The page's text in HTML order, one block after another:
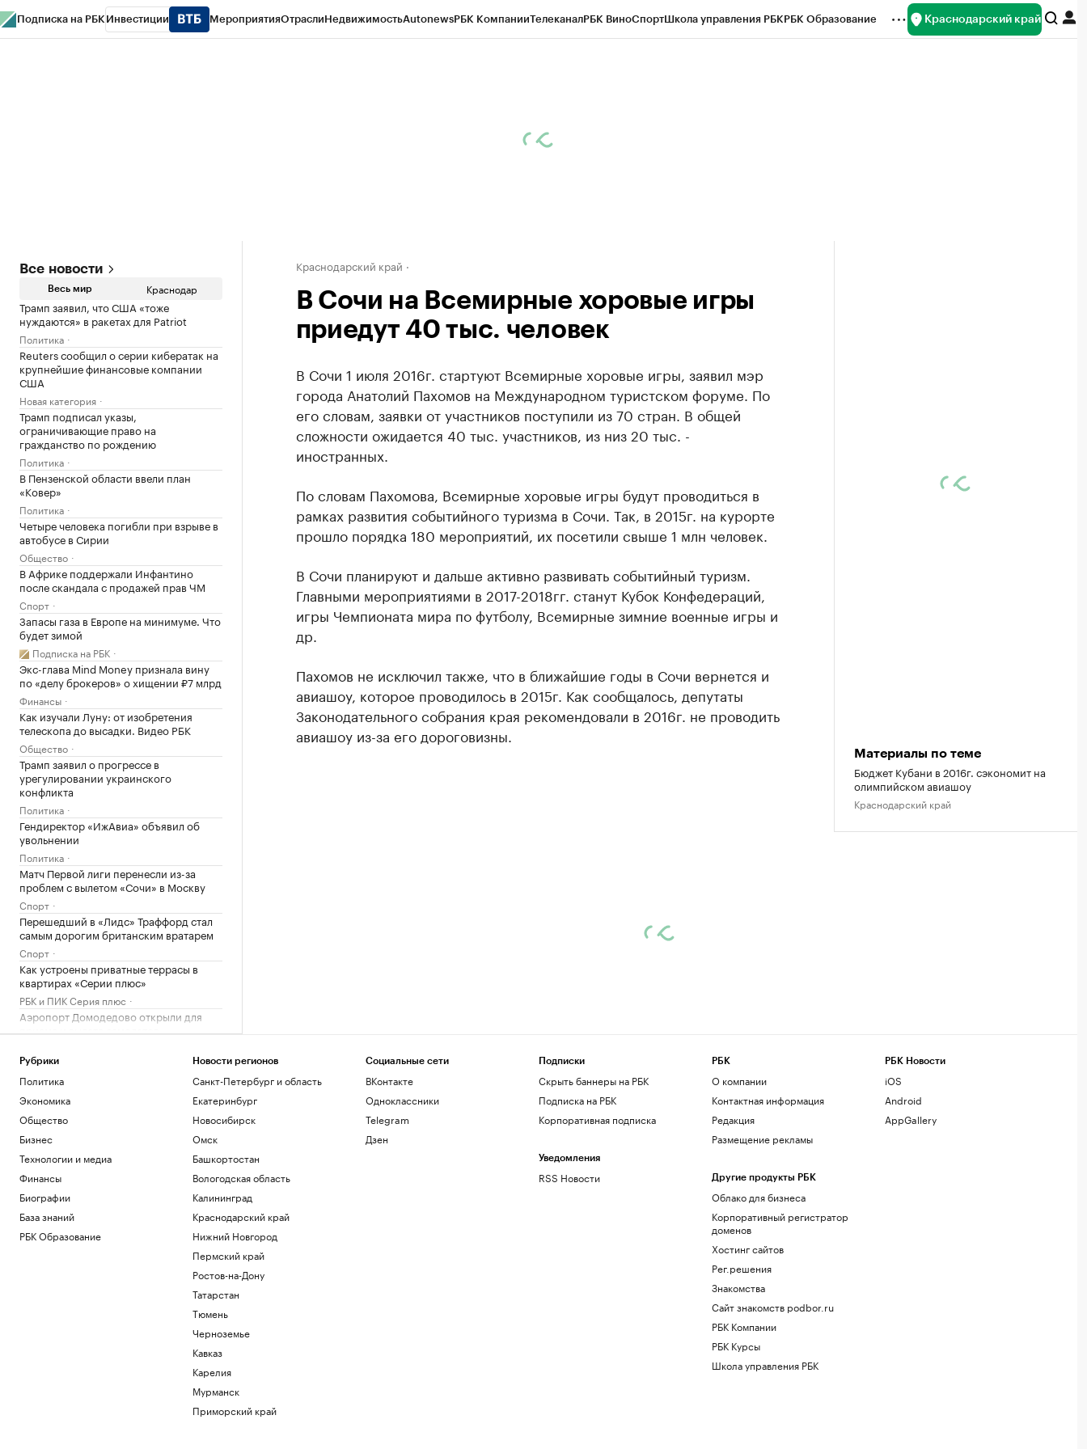
Подписка на РБК Инвестиции МероприятияОтраслиНедвижимостьAutonewsРБК КомпанииТелеканалРБК ВиноСпортШкола управления РБКРБК Образование Краснодарский край
Все новости
Весь мир Краснодар
Трамп заявил, что США «тоже
нуждаются» в ракетах для Patriot
Политика
Reuters сообщил о серии кибератак на
крупнейшие финансовые компании
США
Новая категория
Трамп подписал указы,
ограничивающие право на
гражданство по рождению
Политика
В Пензенской области ввели план
«Ковер»
Политика
Четыре человека погибли при взрыве в
автобусе в Сирии
Общество
В Африке поддержали Инфантино
после скандала с продажей прав ЧМ
Спорт
Запасы газа в Европе на минимуме. Что
будет зимой
Подписка на РБК
Экс-глава Mind Money признала вину
по «делу брокеров» о хищении ₽7 млрд
Финансы
Как изучали Луну: от изобретения
телескопа до высадки. Видео РБК
Общество
Трамп заявил о прогрессе в
урегулировании украинского
конфликта
Политика
Гендиректор «ИжАвиа» объявил об
увольнении
Политика
Матч Первой лиги перенесли из-за
проблем с вылетом «Сочи» в Москву
Спорт
Перешедший в «Лидс» Траффорд стал
самым дорогим британским вратарем
Спорт
Как устроены приватные террасы в
квартирах «Серии плюс»
РБК и ПИК Серия плюс
Аэропорт Домодедово открыли для
приема и вылета самолетов
Женщина и ребенок погибли во время
непогоды в Смоленске
Общество
Арест запросили обвиняемой по делу о
порнографии экс-участнице «Дома-2»
Общество
Иран сообщил об «операции против
целей врага» в Ормузском проливе
Политика
Шнайдер обыграла Калинскую и вышла
в четвертый круг турнира в Торонто
Спорт
В горах Казахстана эвакуировали еще
Краснодарский край
В Сочи на Всемирные хоровые игры
приедут 40 тыс. человек
В Сочи 1 июля 2016г. стартуют Всемирные хоровые игры, заявил мэр
города Анатолий Пахомов на Международном туристском форуме. По
его словам, заявки от участников поступили из 70 стран. В общей
сложности ожидается 40 тыс. участников, из низ 20 тыс. -
иностранных.
По словам Пахомова, Всемирные хоровые игры будут проводиться в
рамках развития событийного туризма в Сочи. Так, в 2015г. на курорте
прошло порядка 180 мероприятий, их посетили свыше 1 млн человек.
В Сочи планируют и дальше активно развивать событийный туризм.
Главными мероприятиями в 2017-2018гг. станут Кубок Конфедераций,
игры Чемпионата мира по футболу, Всемирные зимние военные игры и
др.
Пахомов не исключил также, что в ближайшие годы в Сочи вернется и
авиашоу, которое проводилось в 2015г. Как сообщалось, депутаты
Законодательного собрания края рекомендовали в 2016г. не проводить
авиашоу из-за его дороговизны.
Материалы по теме
Бюджет Кубани в 2016г. сэкономит на
олимпийском авиашоу
Краснодарский край
Рубрики
Политика
Экономика
Общество
Бизнес
Технологии и медиа
Финансы
Биографии
База знаний
РБК Образование
Новости регионов
Санкт-Петербург и область
Екатеринбург
Новосибирск
Омск
Башкортостан
Вологодская область
Калининград
Краснодарский край
Нижний Новгород
Пермский край
Ростов-на-Дону
Татарстан
Тюмень
Черноземье
Кавказ
Карелия
Мурманск
Приморский край
Социальные сети
ВКонтакте
Одноклассники
Telegram
Дзен
Подписки
Скрыть баннеры на РБК
Подписка на РБК
Корпоративная подписка
Уведомления
RSS Новости
РБК
О компании
Контактная информация
Редакция
Размещение рекламы
Другие продукты РБК
Облако для бизнеса
Корпоративный регистратор
доменов
Хостинг сайтов
Рег.решения
Знакомства
Сайт знакомств podbor.ru
РБК Компании
РБК Курсы
Школа управления РБК
РБК Новости
iOS
Android
AppGallery